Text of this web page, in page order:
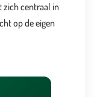
zich centraal in
op de eigen